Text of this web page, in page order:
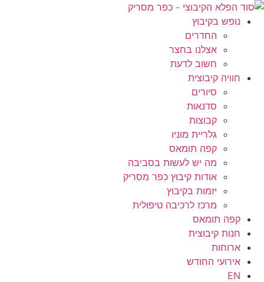
דלג
לתוכן
נופש בקיבוץ
החדרים
אצלנו בחצר
חשוב לדעת
חוויה קיבוצית
סיורים
סדנאות
קבוצות
גלריית מוניו
קפה תומאס
מה יש לעשות בסביבה
אודות קיבוץ כפר מסריק
יזמות בקיבוץ
מרכז לרכיבה טיפולית
קפה תומאס
חנות קיבוצית
ארוחות
אירועי החודש
EN